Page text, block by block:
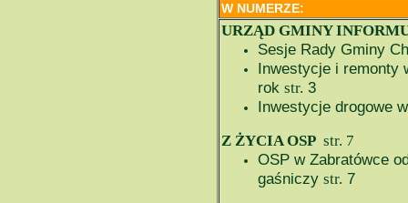
W NUMERZE:
URZĄD GMINY
Sesje Rady Gminy
Inwestycje i remonty
rok str. 3
Inwestycje drogowe
Z ŻYCIA OSP str. 7
OSP w Zabratówce
gaśniczy str. 7